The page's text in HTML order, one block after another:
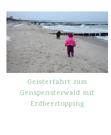
Geisterfahrt zum
Genspensterwald mit
Erdbeertopping